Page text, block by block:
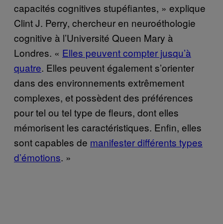
capacités cognitives stupéfiantes, » explique
Clint J. Perry, chercheur en neuroéthologie
cognitive à l’Université Queen Mary à
Londres. « Elles peuvent compter jusqu’à
quatre. Elles peuvent également s’orienter
dans des environnements extrêmement
complexes, et possèdent des préférences
pour tel ou tel type de fleurs, dont elles
mémorisent les caractéristiques. Enfin, elles
sont capables de manifester différents types
d’émotions. »